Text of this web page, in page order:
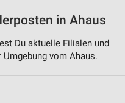
in Ahaus
Du aktuelle Filialen und
vom Ahaus.